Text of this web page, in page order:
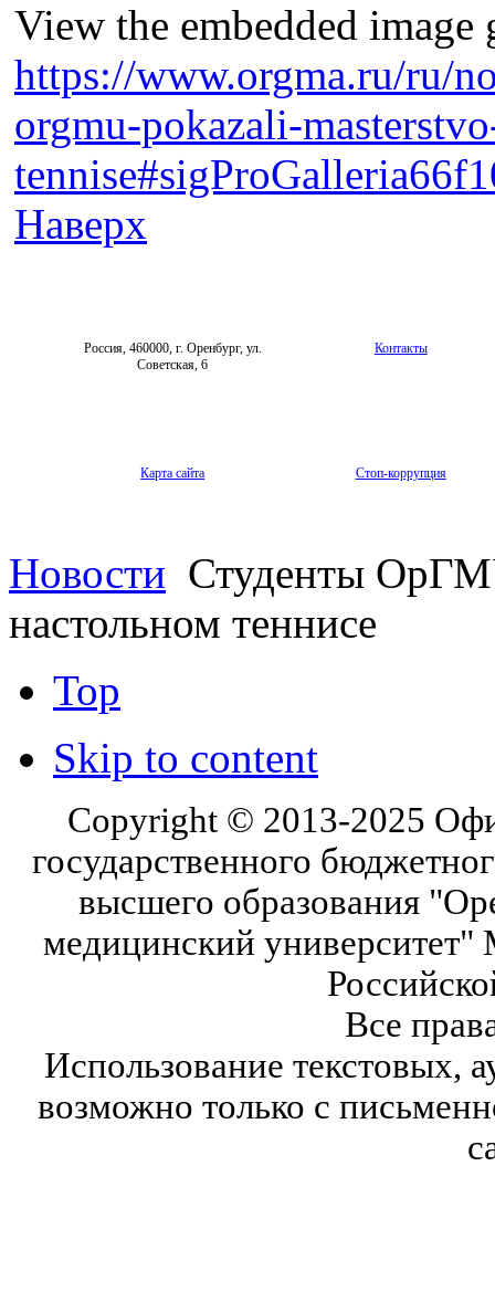
View the embedded
https://www.orgma.ru/ru/
orgmu-pokazali-
Наверх
Россия, 460000, г. Оренбург, ул.
Советская, 6
Контакты
Карта сайта Стоп-коррупция
Новости Студенты
настольном теннисе
Top
Skip to content
Copyright © 2013-2025
государственного
высшего образования
медицинский университет"
Все
Использование текстовых,
возможно только с